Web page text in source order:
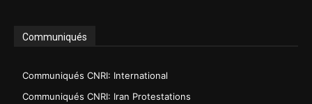
Communiqués
Communiqués CNRI: International
Communiqués CNRI: Iran Protestations